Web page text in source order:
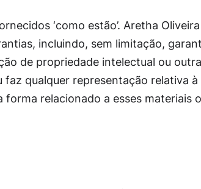
‘como estão’. Aretha
incluindo, sem limitação,
de propriedade intelectual ou
qualquer representação relativa
relacionado a esses materiais